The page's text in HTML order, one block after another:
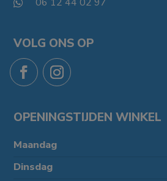

VOLG ONS OP
OPENINGSTIJDEN WINKEL
Maandag
Dinsdag